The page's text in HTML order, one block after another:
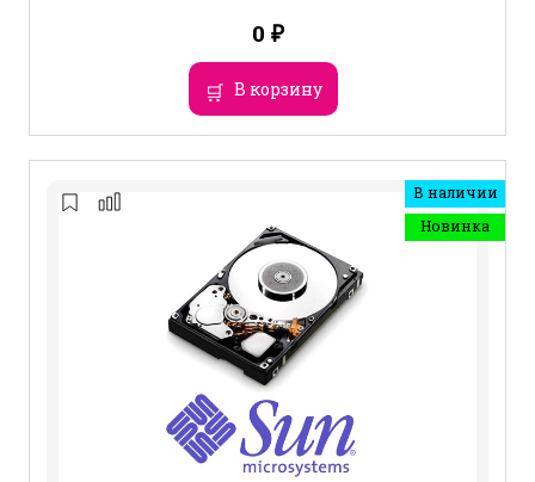
0 ₽
В корзину
В наличии
Новинка